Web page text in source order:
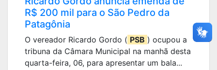
R$ 200 mil para o São Pedro da
Patagônia
O vereador Ricardo Gordo ( PSB ) ocupou a
tribuna da Câmara Municipal na manhã desta
quarta-feira, 06, para apresentar um bala...